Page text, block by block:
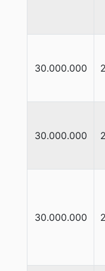
30.000.000
30.000.000
30.000.000